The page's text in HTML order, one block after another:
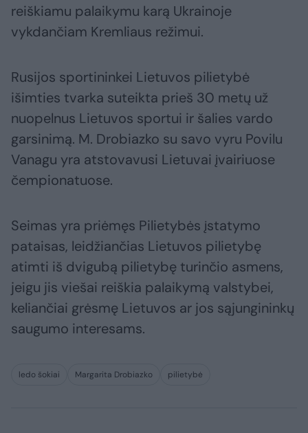
reiškiamu palaikymu karą Ukrainoje
vykdančiam Kremliaus režimui.
Rusijos sportininkei Lietuvos pilietybė
išimties tvarka suteikta prieš 30 metų už
nuopelnus Lietuvos sportui ir šalies vardo
garsinimą. M. Drobiazko su savo vyru Povilu
Vanagu yra atstovavusi Lietuvai įvairiuose
čempionatuose.
Seimas yra priėmęs Pilietybės įstatymo
pataisas, leidžiančias Lietuvos pilietybę
atimti iš dvigubą pilietybę turinčio asmens,
jeigu jis viešai reiškia palaikymą valstybei,
keliančiai grėsmę Lietuvos ar jos sąjungininkų
saugumo interesams.
ledo šokiai Margarita Drobiazko pilietybė